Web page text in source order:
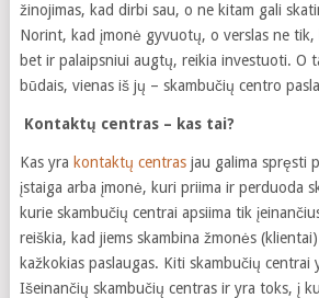
žinojimas, kad dirbi sau, o ne kitam gali
Norint, kad įmonė gyvuotų, o verslas ne
bet ir palaipsniui augtų, reikia investuoti. O
būdais, vienas iš jų – skambučių centro
Kontaktų centras – kas tai?
Kas yra kontaktų centrasjau galima spręsti
įstaiga arba įmonė, kuri priima ir perduoda
kurie skambučių centrai apsiima tik
reiškia, kad jiems skambina žmonės
kažkokias paslaugas. Kiti skambučių centrai
Išeinančių skambučių centras ir yra toks, į